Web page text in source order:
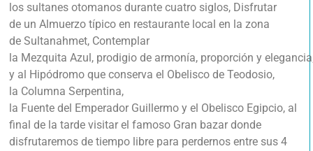
los sultanes otomanos durante cuatro siglos, Disfrutar
de un Almuerzo típico en restaurante local en la zona
de Sultanahmet, Contemplar
la Mezquita Azul, prodigio de armonía, proporción y
y al Hipódromo que conserva el Obelisco de Teodosio,
la Columna Serpentina,
la Fuente del Emperador Guillermo y el Obelisco Egipcio, al
final de la tarde visitar el famoso Gran bazar donde
disfrutaremos de tiempo libre para perdernos entre sus 4